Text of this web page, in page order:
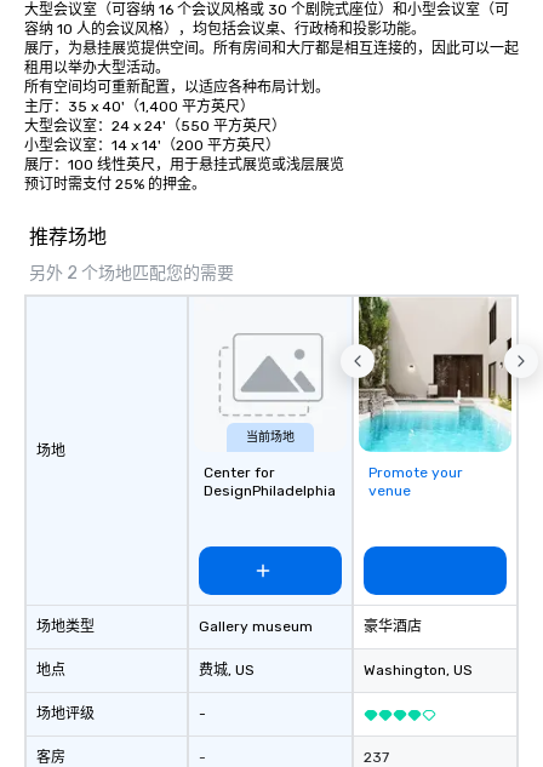
culture. With an emphasis on pre-
building and finishing
encapsulates their
are encouraged to
in our shop to get a
the scale and specific
elements.
大型会议室（可容纳 16 个会议风格或 30 个剧院式座位）和小型会议室（可
容纳 10 人的会议风格），均包括会议桌、行政椅和投影功能。
展厅，为悬挂展览提供空间。所有房间和大厅都是相互连接的，因此可以一起
租用以举办大型活动。
所有空间均可重新配置，以适应各种布局计划。
主厅：35 x 40'（1,400 平方英尺）
大型会议室：24 x 24'（550 平方英尺）
小型会议室：14 x 14'（200 平方英尺）
展厅：100 线性英尺，用于悬挂式展览或浅层展览
预订时需支付 25% 的押金。
推荐场地
另外 2 个场地匹配您的需要
场地
场地类型
地点
场地评级
客房
当前场地
Center for
DesignPhiladelphia
Gallery museum
费城, US
-
-
Promote your
venue
豪华酒店
Washington, US
237